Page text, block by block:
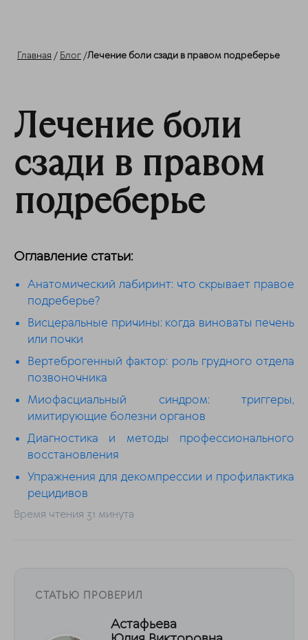
Главная / Блог /Лечение боли сзади в правом подреберье
Лечение боли
сзади в правом
подреберье
Оглавление статьи:
Анатомический лабиринт: что скрывает правое
подреберье?
Висцеральные причины: когда виноваты печень
или почки
Вертеброгенный фактор: роль грудного отдела
позвоночника
Миофасциальный синдром: триггеры,
имитирующие болезни органов
Диагностика и методы профессионального
восстановления
Упражнения для декомпрессии и профилактика
рецидивов
Время чтения 31 минута
СТАТЬЮ ПРОВЕРИЛ
Астафьева